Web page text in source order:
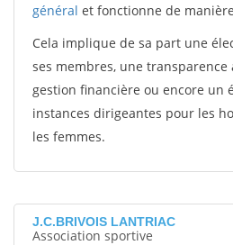
général et fonctionne de
Cela implique de sa part une
ses membres, une transparence
gestion financière ou encore un
instances dirigeantes pour les
les femmes.
J.C.BRIVOIS LANTRIAC
Association sportive